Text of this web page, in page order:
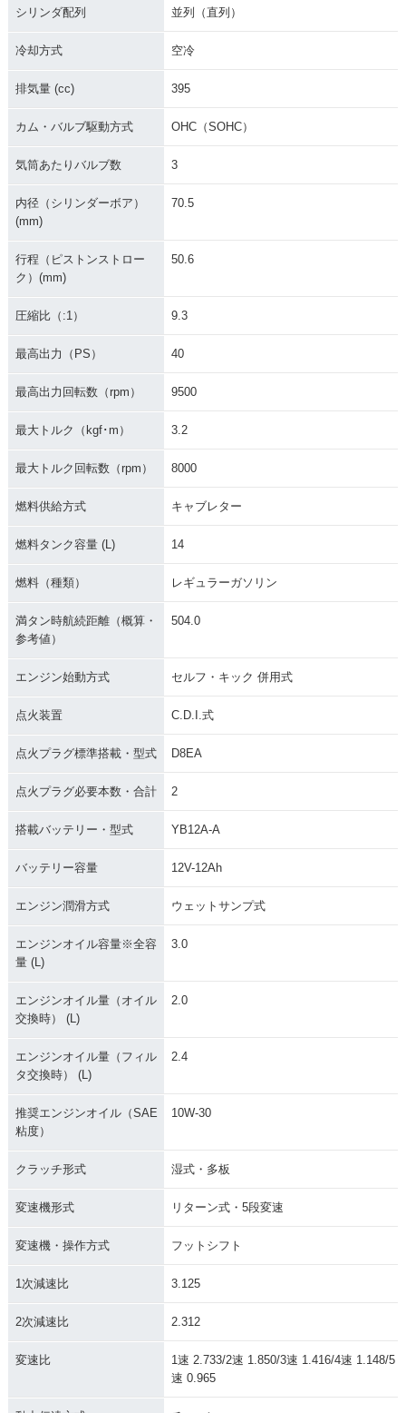
シリンダ配列 並列（直列）
冷却方式 空冷
排気量 (cc) 395
カム・バルブ駆動方式 OHC（SOHC）
気筒あたりバルブ数 3
内径（シリンダーボア）
(mm)
70.5
行程（ピストンストロー
ク）(mm)
50.6
圧縮比（:1） 9.3
最高出力（PS） 40
最高出力回転数（rpm） 9500
最大トルク（kgf･m） 3.2
最大トルク回転数（rpm） 8000
燃料供給方式 キャブレター
燃料タンク容量 (L) 14
燃料（種類） レギュラーガソリン
満タン時航続距離（概算・
参考値）
504.0
エンジン始動方式 セルフ・キック 併用式
点火装置 C.D.I.式
点火プラグ標準搭載・型式 D8EA
点火プラグ必要本数・合計 2
搭載バッテリー・型式 YB12A-A
バッテリー容量 12V-12Ah
エンジン潤滑方式 ウェットサンプ式
エンジンオイル容量※全容
量 (L)
3.0
エンジンオイル量（オイル
交換時） (L)
2.0
エンジンオイル量（フィル
タ交換時） (L)
2.4
推奨エンジンオイル（SAE
粘度）
10W-30
クラッチ形式 湿式・多板
変速機形式 リターン式・5段変速
変速機・操作方式 フットシフト
1次減速比 3.125
2次減速比 2.312
変速比
1速 2.733/2速 1.850/3速 1.416/4速 1.148/5
速 0.965